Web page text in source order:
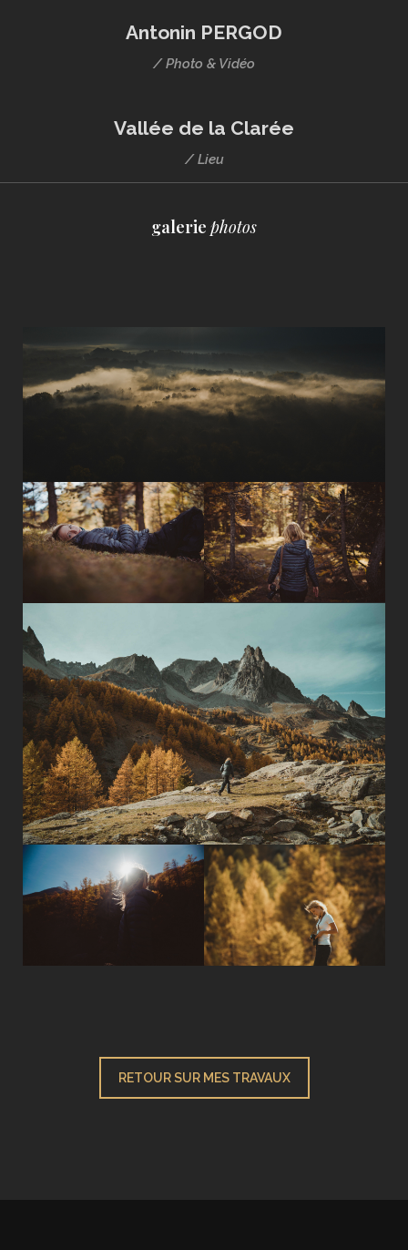
Antonin PERGOD
/ Photo & Vidéo
Vallée de la Clarée
/ Lieu
galerie photos
RETOUR SUR MES TRAVAUX